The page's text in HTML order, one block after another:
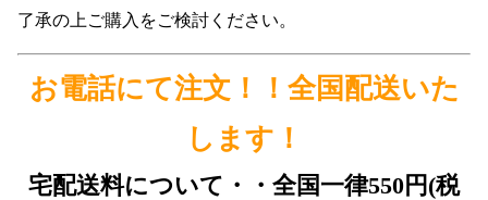
了承の上ご購入をご検討ください。
お電話にて注文！！全国配送いた
します！
宅配送料について・・全国一律550円(税